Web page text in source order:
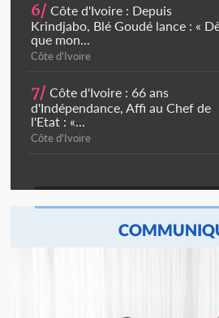
6/ Côte d'Ivoire : Depuis
Krindjabo, Blé Goudé lance : «
que mon...
Côte d'Ivoire
7/ Côte d'Ivoire : 66 ans
d'Indépendance, Affi au Chef de
l'Etat : «...
Côte d'Ivoire